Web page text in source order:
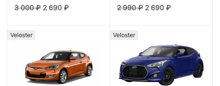
3 000₽ 2 690₽ 2 990₽ 2 690₽
Veloster Veloster